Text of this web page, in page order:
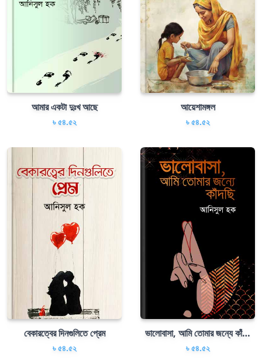
আমার একটা দুঃখ আছে
৳ ৫৪.৫২
আয়েশামঙ্গল
৳ ৫৪.৫২
বেকারত্বের দিনগুলিতে প্রেম
৳ ৫৪.৫২
ভালোবাসা, আমি তোমার জন্যে কাঁদছি
৳ ৫৪.৫২